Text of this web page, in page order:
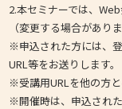
2.本セミナーでは、
（変更する場合がありま
※申込された方には、
URL等をお送りします。
※受講用URLを他の方
※開催時は、申込され